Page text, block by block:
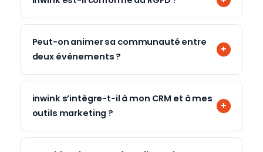
Peut-on animer sa communauté entre
deux événements ?
inwink s’intègre-t-il à mon CRM et à mes
outils marketing ?